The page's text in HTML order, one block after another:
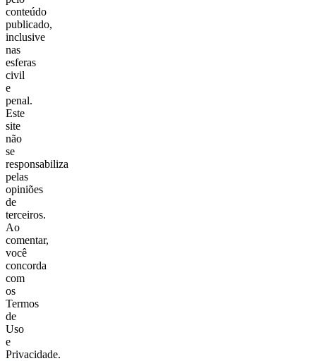
conteúdo
publicado,
inclusive
nas
esferas
civil
e
penal.
Este
site
não
se
responsabiliza
pelas
opiniões
de
terceiros.
Ao
comentar,
você
concorda
com
os
Termos
de
Uso
e
Privacidade.